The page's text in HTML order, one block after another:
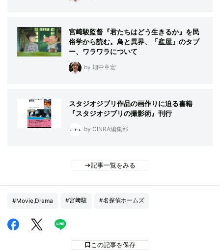
宮﨑駿監督『君たちはどう生きるか』を民
俗学から読む。鳥と異界、「産屋」のタブ
ー、ワラワラについて
by 畑中章宏
スタジオジブリ作品の画作りに迫る書籍
『スタジオジブリの撮影術』刊行
by CINRA編集部
記事一覧をみる
#Movie,Drama #宮﨑駿 #名探偵ホームズ
この記事を保存